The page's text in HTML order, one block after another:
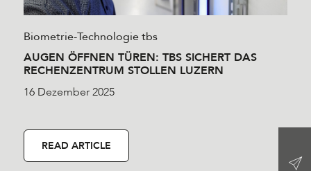
Biometrie-Technologietbs
AUGEN ÖFFNEN TÜREN: TBS SICHERT DAS
RECHENZENTRUM STOLLEN LUZERN
16 Dezember 2025
READ ARTICLE